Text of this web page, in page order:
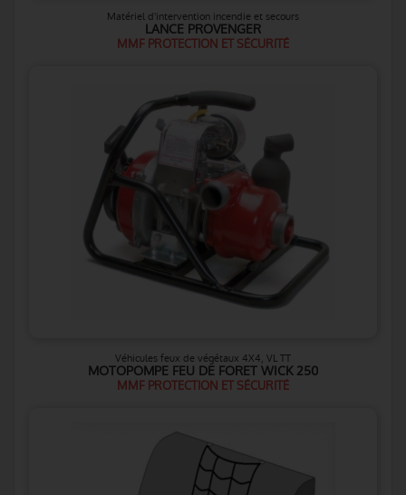
Matériel d'intervention incendie et secours
LANCE PROVENGER
MMF PROTECTION ET SÉCURITÉ
Véhicules feux de végétaux 4X4, VL TT
MOTOPOMPE FEU DE FORET WICK 250
MMF PROTECTION ET SÉCURITÉ